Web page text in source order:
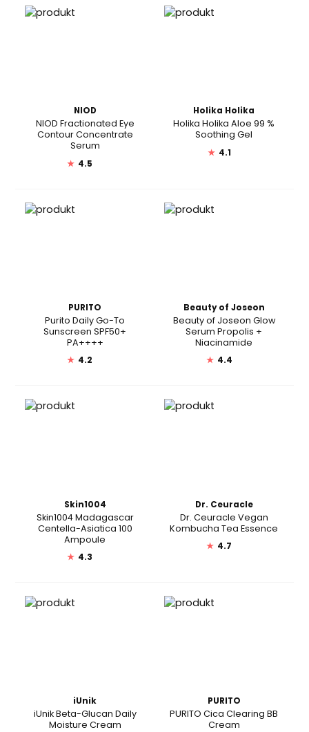
NIOD
NIOD Fractionated Eye
Contour Concentrate
Serum
★ 4.5
Holika Holika
Holika Holika Aloe 99 %
Soothing Gel
★ 4.1
PURITO
Purito Daily Go-To
Sunscreen SPF50+
PA++++
★ 4.2
Beauty of Joseon
Beauty of Joseon Glow
Serum Propolis +
Niacinamide
★ 4.4
Skin1004
Skin1004 Madagascar
Centella-Asiatica 100
Ampoule
★ 4.3
Dr. Ceuracle
Dr. Ceuracle Vegan
Kombucha Tea Essence
★ 4.7
iUnik
iUnik Beta-Glucan Daily
Moisture Cream
PURITO
PURITO Cica Clearing BB
Cream